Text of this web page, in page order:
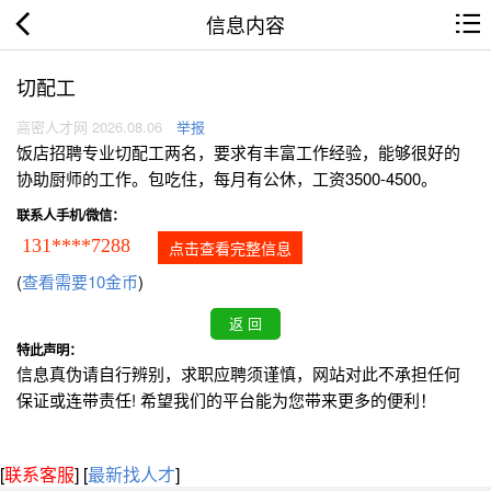
信息内容
切配工
高密人才网 2026.08.06 举报
饭店招聘专业切配工两名，要求有丰富工作经验，能够很好的
协助厨师的工作。包吃住，每月有公休，工资3500-4500。
联系人手机/微信：
131****7288 点击查看完整信息
(查看需要10金币)
特此声明：
信息真伪请自行辨别，求职应聘须谨慎，网站对此不承担任何
保证或连带责任! 希望我们的平台能为您带来更多的便利！
[联系客服] [最新找人才]